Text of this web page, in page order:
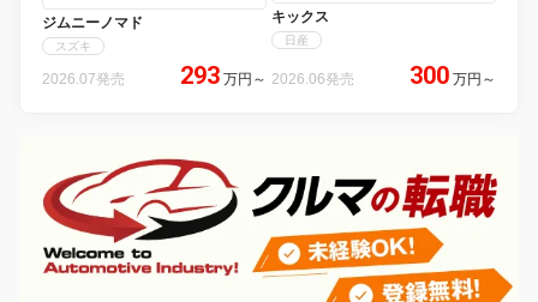
ジムニーノマド
スズキ
2026.07発売 293 万円 ～
キックス
日産
2026.06発売 300 万円 ～